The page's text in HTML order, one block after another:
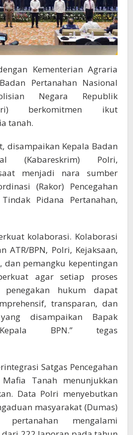
Kementerian Agraria
Pertanahan Nasional
Negara Republik
berkomitmen ikut
tanah.
disampaikan Kepala Badan
(Kabareskrim) Polri,
menjadi nara sumber
(Rakor) Pencegahan
Pidana Pertanahan,
kolaborasi. Kolaborasi
ATR/BPN, Polri, Kejaksaan,
dan pemangku kepentingan
agar setiap proses
penegakan hukum dapat
transparan, dan
disampaikan Bapak
BPN.” tegas
Satgas Pencegahan
Tanah menunjukkan
Data Polri menyebutkan
masyarakat (Dumas)
mengalami